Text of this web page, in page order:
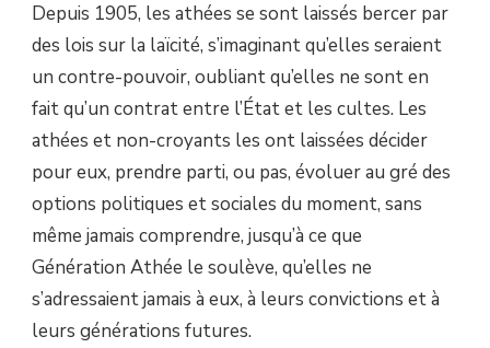
Depuis 1905, les athées se sont laissés bercer par
des lois sur la laïcité, s’imaginant qu’elles seraient
un contre-pouvoir, oubliant qu’elles ne sont en
fait qu’un contrat entre l’État et les cultes. Les
athées et non-croyants les ont laissées décider
pour eux, prendre parti, ou pas, évoluer au gré des
options politiques et sociales du moment, sans
même jamais comprendre, jusqu’à ce que
Génération Athée le soulève, qu’elles ne
s’adressaient jamais à eux, à leurs convictions et à
leurs générations futures.